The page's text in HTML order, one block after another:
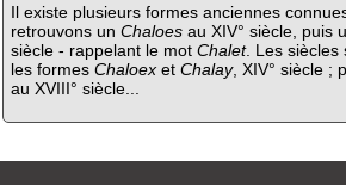
Il existe plusieurs formes anciennes
retrouvons un Chaloesau XIV° siècle, puis
siècle - rappelant le mot Chalet. Les siècles
les formes Chaloexet Chalay, XIV° siècle ;
au XVIII° siècle...